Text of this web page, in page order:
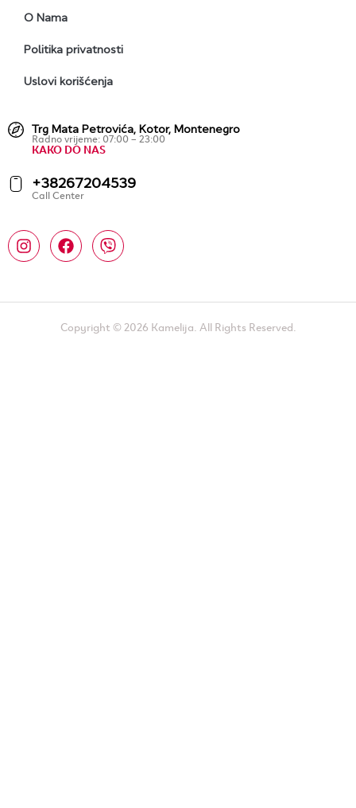
O Nama
Politika privatnosti
Uslovi korišćenja
Trg Mata Petrovića, Kotor, Montenegro
Radno vrijeme: 07:00 – 23:00
KAKO DO NAS
+38267204539
Call Center
Copyright © 2026 Kamelija. All Rights Reserved.